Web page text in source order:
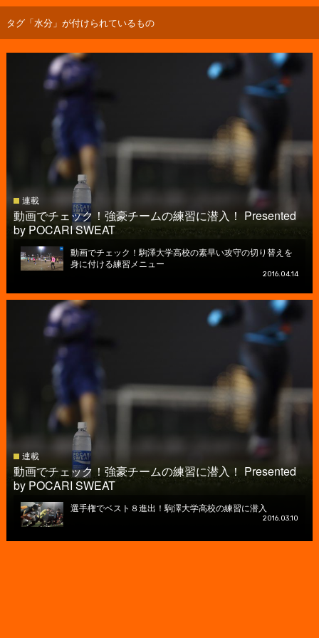
タグ「水分」が付けられているもの
連載
動画でチェック！強豪チームの練習に潜入！ Presented
by POCARI SWEAT
動画でチェック！駒澤大学高校の素早い攻守の切り替えを
身に付ける練習メニュー
2016.04.14
連載
動画でチェック！強豪チームの練習に潜入！ Presented
by POCARI SWEAT
選手権でベスト８進出！駒澤大学高校の練習に潜入
2016.03.10